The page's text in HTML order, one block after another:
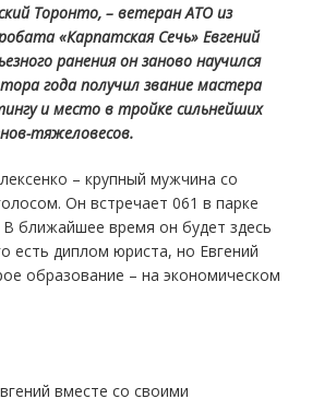
Торонто, – ветеран АТО из
«Карпатская Сечь» Евгений
ранения он заново научился
года получил звание мастера
и место в тройке сильнейших
тяжеловесов.
– крупный мужчина со
Он встречает 061 в парке
В ближайшее время он будет здесь
есть диплом юриста, но Евгений
образование – на экономическом
вместе со своими